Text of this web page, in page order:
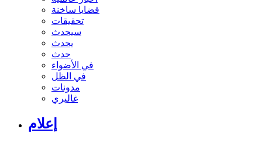
قضايا ساخنة
تحقيقات
سيحدث
يحدث
حدث
في الأضواء
في الظل
مدونات
غاليري
إعلام